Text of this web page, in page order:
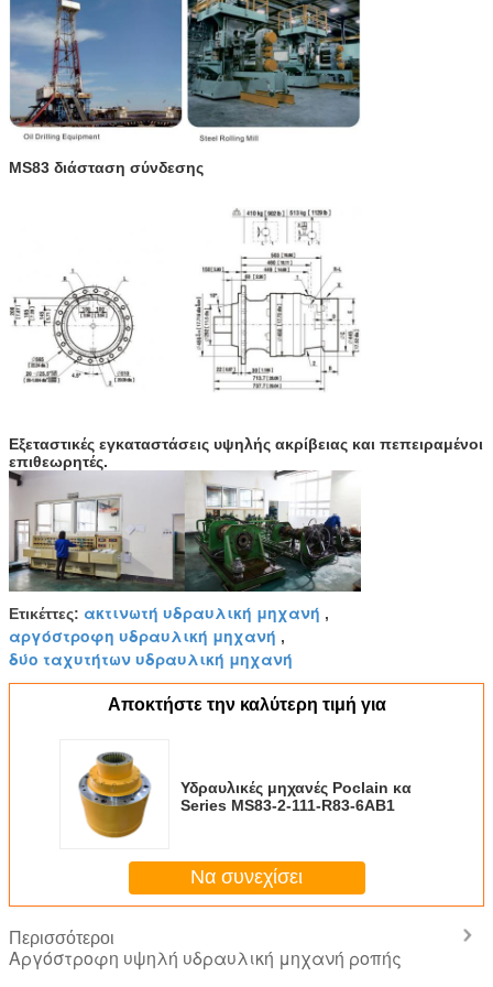
MS83 διάσταση σύνδεσης
Εξεταστικές εγκαταστάσεις υψηλής ακρίβειας και πεπειραμένοι
επιθεωρητές.
Ετικέττες: ακτινωτή υδραυλική μηχανή ,
αργόστροφη υδραυλική μηχανή ,
δύο ταχυτήτων υδραυλική μηχανή
Αποκτήστε την καλύτερη τιμή για
Υδραυλικές μηχανές Poclain κα
Series MS83-2-111-R83-6AB1
Να συνεχίσει
Περισσότεροι
Αργόστροφη υψηλή υδραυλική μηχανή ροπής